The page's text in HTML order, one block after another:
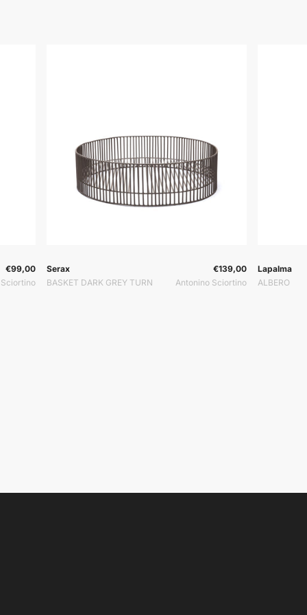
€99,00
Prodavač:
Serax
BASKET DARK GREY TURN
Prodavač:€139,00
Antonino Sciortino
Prodavač:
Lapalma
ALBERO